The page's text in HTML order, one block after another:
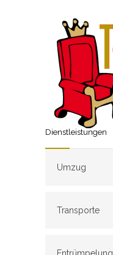
Dienstleistungen
Umzug
Transporte